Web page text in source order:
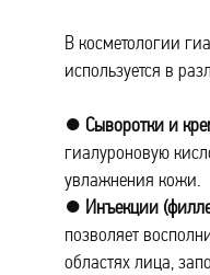
В косметологии
используется в
● Сыворотки и
гиалуроновую
увлажнения кожи.
● Инъекции
позволяет
областях лица,